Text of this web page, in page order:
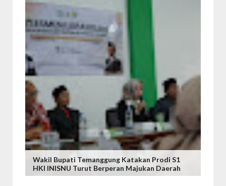
Wakil Bupati Temanggung Katakan Prodi S1
HKI INISNU Turut Berperan Majukan Daerah